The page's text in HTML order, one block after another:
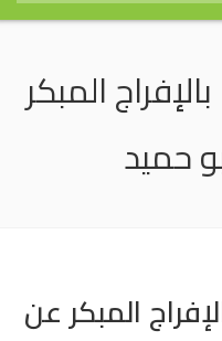
المبكر
حميد
المبكر عن